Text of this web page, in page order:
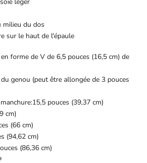
léger
milieu du dos
sur le haut de l'épaule
forme de V de 6,5 pouces (16,5 cm) de
genou (peut être allongée de 3 pouces
pouces (39,37 cm)
cm)
(66 cm)
(94,62 cm)
(86,36 cm)